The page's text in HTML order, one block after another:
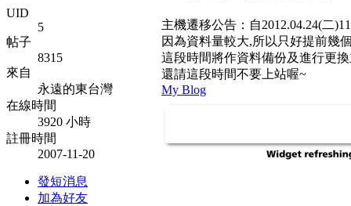
UID
5
帖子
8315
來自
永遠的東台灣
在線時間
3920 小時
註冊時間
2007-11-20
發短消息
加為好友
主機遷移公告：自2012.04.24(二
因為資料量較大,所以只好提前幾
這段時間將作資料備份及進行更
還請這段時間不要上站喔~
My Blog